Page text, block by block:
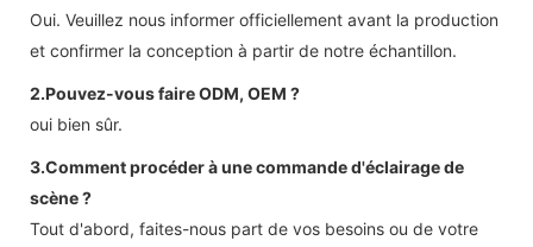
Oui. Veuillez nous informer officiellement avant la production
et confirmer la conception à partir de notre échantillon.
2.Pouvez-vous faire ODM, OEM ?
oui bien sûr.
3.Comment procéder à une commande d'éclairage de
scène ?
Tout d'abord, faites-nous part de vos besoins ou de votre